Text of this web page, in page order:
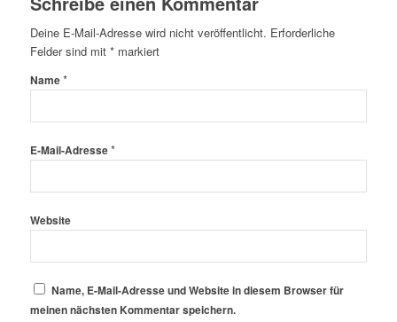
Deine E-Mail-Adresse wird nicht veröffentlicht. Erforderliche
Felder sind mit *markiert
Name*
E-Mail-Adresse*
Website
Name, E-Mail-Adresse und Website in diesem Browser für
meinen nächsten Kommentar speichern.